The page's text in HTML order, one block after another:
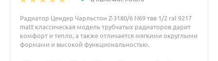
Радиатор Цендер Чарльстон Z-3180/6 N69 твв 1/2 ral 9217
matt классическая модель трубчатых радиаторов дарит
комфорт и тепло, а также отличается мягкими округлыми
формами и высокой функциональностью.